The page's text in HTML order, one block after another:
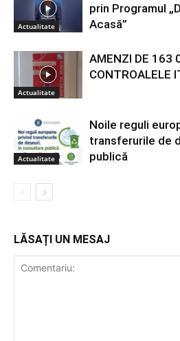
Actualitate
prin Programul
Acasă”
Actualitate
AMENZI DE 163
CONTROALELE
Actualitate
Noile reguli
transferurile de
publică
LĂSAȚI UN MESAJ